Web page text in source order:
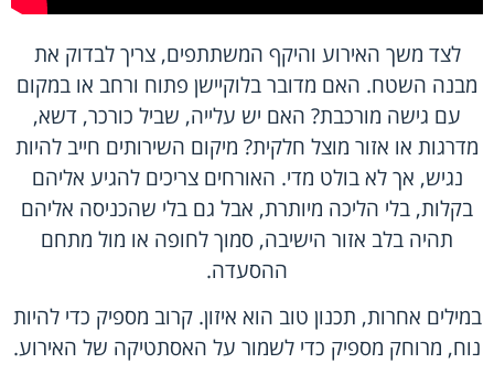
לצד משך האירוע והיקף המשתתפים, צריך לבדוק את
מבנה השטח. האם מדובר בלוקיישן פתוח ורחב או במקום
עם גישה מורכבת? האם יש עלייה, שביל כורכר, דשא,
מדרגות או אזור מוצל חלקית? מיקום השירותים חייב להיות
נגיש, אך לא בולט מדי. האורחים צריכים להגיע אליהם
בקלות, בלי הליכה מיותרת, אבל גם בלי שהכניסה אליהם
תהיה בלב אזור הישיבה, סמוך לחופה או מול מתחם
ההסעדה.
במילים אחרות, תכנון טוב הוא איזון. קרוב מספיק כדי להיות
נוח, מרוחק מספיק כדי לשמור על האסתטיקה של האירוע.